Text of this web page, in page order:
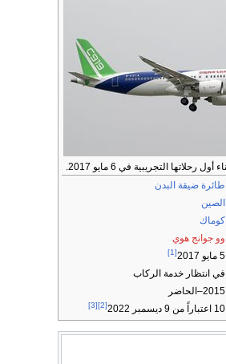
طائرة ضيقة البدن
الصين
كوماك
وو جوانج هوي
5 مايو 2017 [1]
في انتظار خدمة الركاب
2015–الحاضر
10 اعتباراً من 9 ديسمبر 2022 [2]
[3]